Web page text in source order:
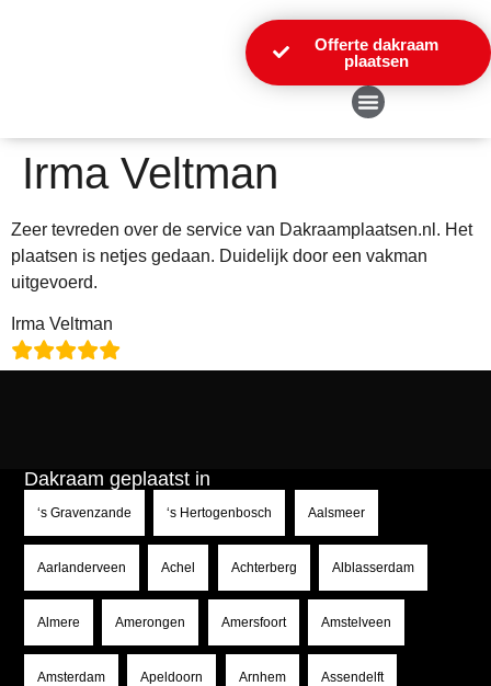
Offerte dakraam
plaatsen
Irma Veltman
Zeer tevreden over de service van Dakraamplaatsen.nl. Het
plaatsen is netjes gedaan. Duidelijk door een vakman
uitgevoerd.
Irma Veltman
Dakraam geplaatst in
‘s Gravenzande ‘s Hertogenbosch Aalsmeer
Aarlanderveen Achel Achterberg Alblasserdam
Almere Amerongen Amersfoort Amstelveen
Amsterdam Apeldoorn Arnhem Assendelft